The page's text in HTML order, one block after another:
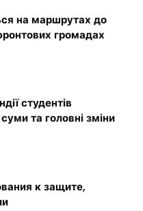
на маршрутах до
громадах
студентів
та головні зміни
к защите,